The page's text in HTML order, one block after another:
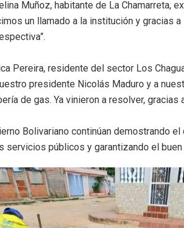
Muñoz, habitante de La Chamarreta,
un llamado a la institución y gracias
Pereira, residente del sector Los
presidente Nicolás Maduro y a
de gas. Ya vinieron a resolver, gracias
Bolivariano continúan demostrando
servicios públicos y garantizando el buen